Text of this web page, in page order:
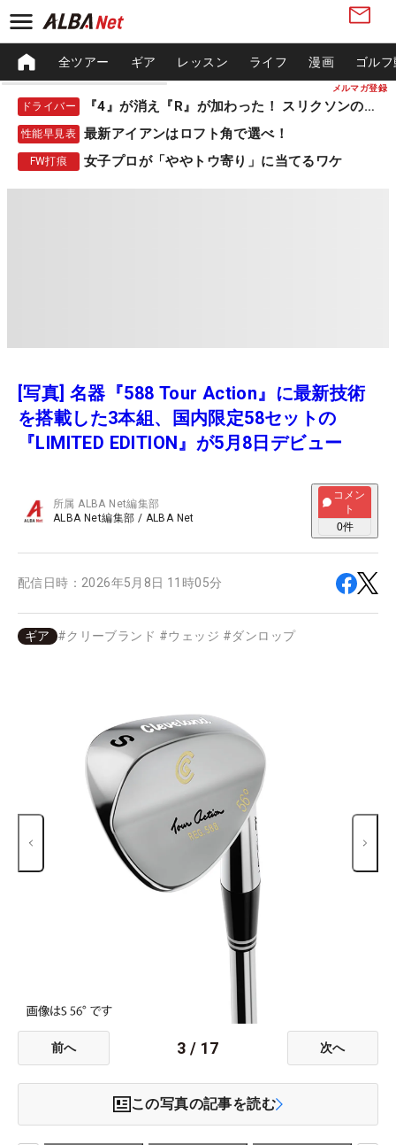
メルマガ登録
全ツアー ギア レッスン ライフ 漫画 ゴル
ドライバー 『4』が消え『R』が加わった！ スリクソンの新作
性能早見表 最新アイアンはロフト角で選べ！
FW打痕 女子プロが「ややトウ寄り」に当てるワケ
[写真] 名器『588 Tour Action』に最新技術
を搭載した3本組、国内限定58セットの
『LIMITED EDITION』が5月8日デビュー
所属ALBA Net編集部
ALBA Net編集部 / ALBA Net
コメン
ト
0件
配信日時： 2026年5月8日 11時05分
ギア #クリーブランド #ウェッジ #ダンロップ
前へ 3 / 17 次へ
この写真の記事を読む